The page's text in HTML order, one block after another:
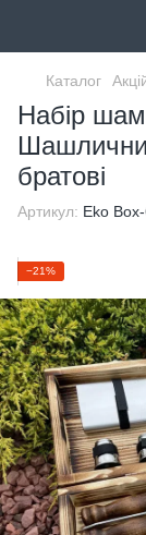
Каталог
Набір
братові
Артикул: Eko
−21%